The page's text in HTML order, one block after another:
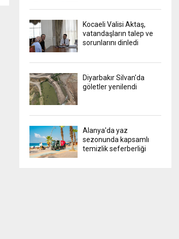
Kocaeli Valisi Aktaş,
vatandaşların talep ve
sorunlarını dinledi
Diyarbakır Silvan'da
göletler yenilendi
Alanya'da yaz
sezonunda kapsamlı
temizlik seferberliği